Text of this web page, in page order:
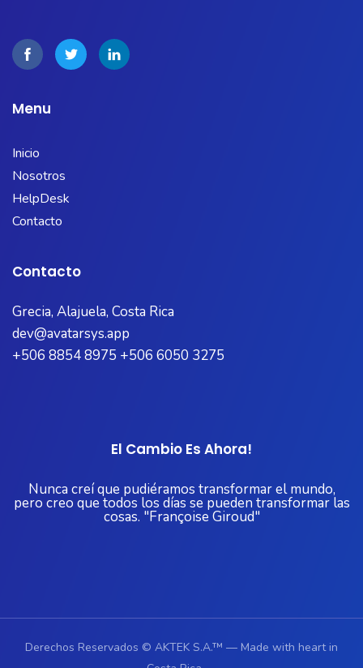
Menu
Inicio
Nosotros
HelpDesk
Contacto
Contacto
Grecia, Alajuela, Costa Rica
dev@avatarsys.app
+506 8854 8975 +506 6050 3275
El Cambio Es Ahora!
Nunca creí que pudiéramos transformar el mundo,
pero creo que todos los días se pueden transformar las
cosas. "Françoise Giroud"
Derechos Reservados © AKTEK S.A.™ — Made with heart in